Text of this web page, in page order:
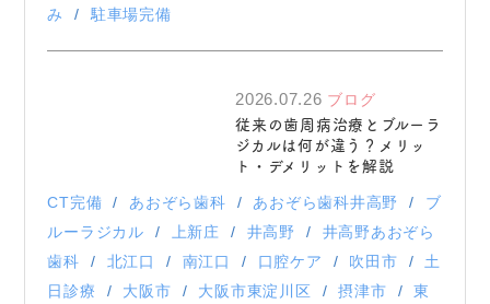
み
駐車場完備
2026.07.26 ブログ
従来の歯周病治療とブルーラ
ジカルは何が違う？メリッ
ト・デメリットを解説
CT完備 あおぞら歯科 あおぞら歯科井高野
ブ
ルーラジカル
上新庄 井高野
井高野あおぞら
歯科
北江口 南江口 口腔ケア 吹田市
土
日診療
大阪市 大阪市東淀川区 摂津市
東